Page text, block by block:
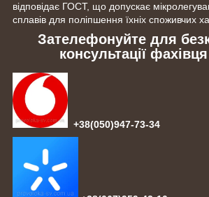
відповідає ГОСТ, що допускає
сплавів для поліпшення їхніх споживчих
Зателефонуйте для
консультації
+38(050)947-73-34